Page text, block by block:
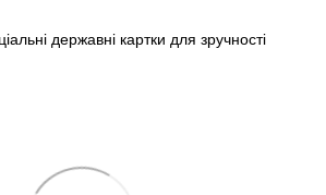
державні картки для зручності